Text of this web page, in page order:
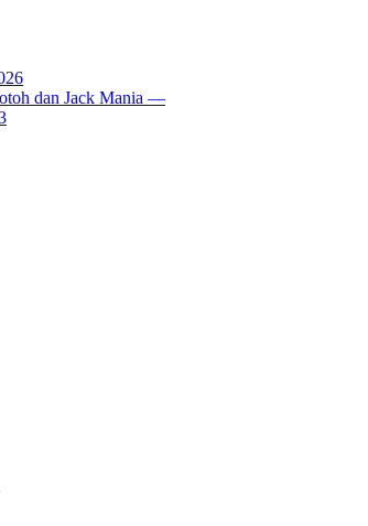
dan Jack Mania —